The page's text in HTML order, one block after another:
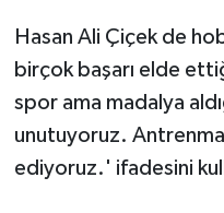
Hasan Ali Çiçek de
birçok başarı elde
spor ama madalya
unutuyoruz.
ediyoruz.' ifadesini